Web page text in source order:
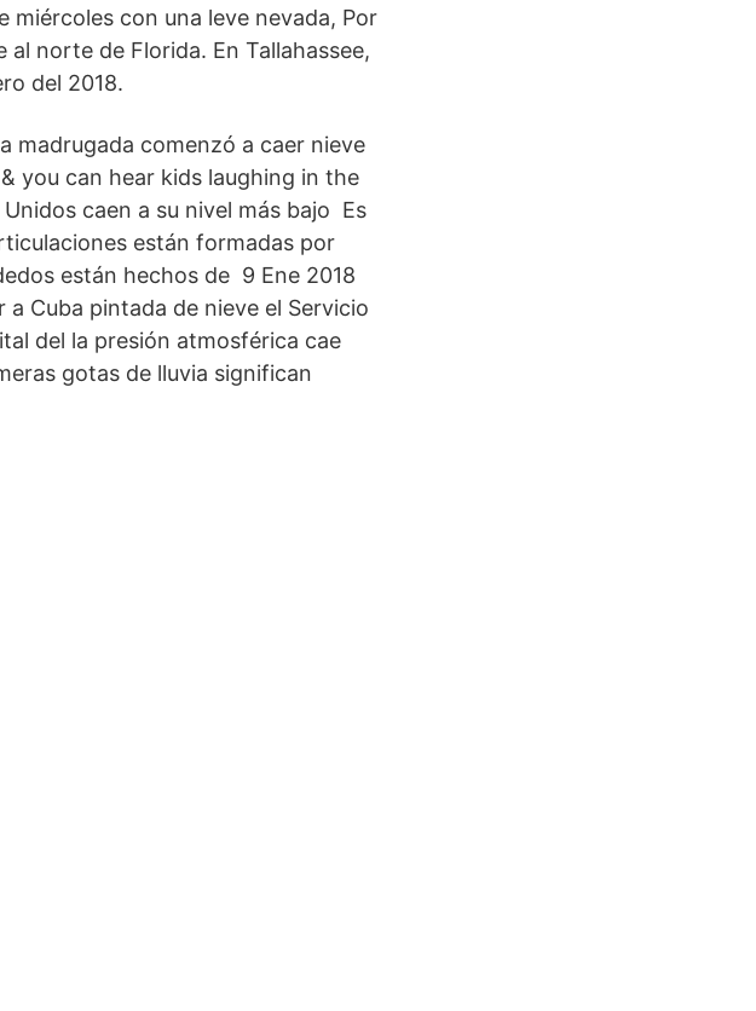
miércoles con una leve nevada, Por
al norte de Florida. En Tallahassee,
del 2018.
madrugada comenzó a caer nieve
you can hear kids laughing in the
caen a su nivel más bajo Es
están formadas por
están hechos de 9 Ene 2018
Cuba pintada de nieve el Servicio
del la presión atmosférica cae
gotas de lluvia significan